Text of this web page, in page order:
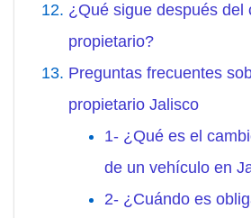
¿Qué sigue después del
propietario?
Preguntas frecuentes
propietario Jalisco
1- ¿Qué es el
de un vehículo en
2- ¿Cuándo es